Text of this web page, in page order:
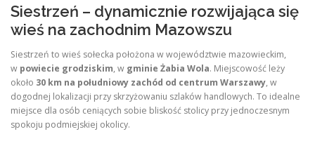
Siestrzeń – dynamicznie rozwijająca się
wieś na zachodnim Mazowszu
Siestrzeń to wieś sołecka położona w województwie mazowieckim,
w powiecie grodziskim, w gminie Żabia Wola. Miejscowość leży
około 30 km na południowy zachód od centrum Warszawy, w
dogodnej lokalizacji przy skrzyżowaniu szlaków handlowych. To idealne
miejsce dla osób ceniących sobie bliskość stolicy przy jednoczesnym
spokoju podmiejskiej okolicy.